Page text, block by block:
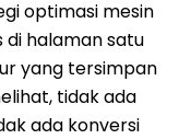
optimasi mesin
di halaman satu
yang tersimpan
tidak ada
ada konversi